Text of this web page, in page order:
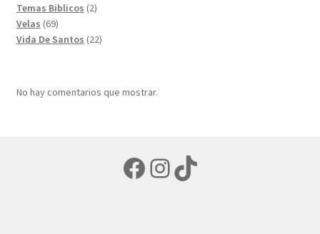
productos
Temas Biblicos 22
Velas 6969
productos
Vida De Santos 2222
No hay comentarios que mostrar.
Facebook
Instagram
TikTok